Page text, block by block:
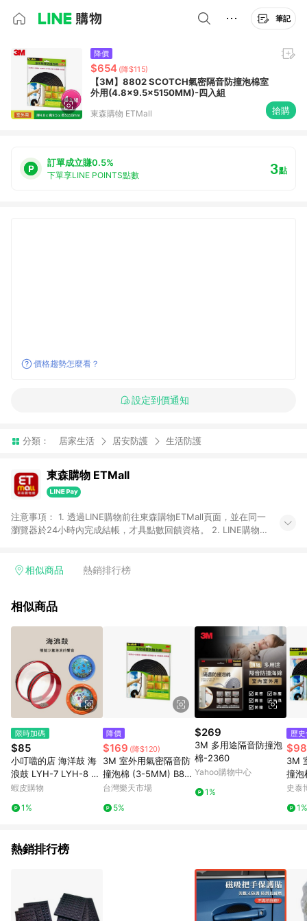
筆記
降價
$654 (降$115)
【3M】8802 SCOTCH氣密隔音防撞泡棉室
外用(4.8x9.5x5150MM)-四入組
東森購物 ETMall 搶購
訂單成立賺0.5%
下單享LINE POINTS點數 3點
價格趨勢怎麼看？
設定到價通知
分類： 居家生活 居安防護 生活防護
東森購物 ETMall
注意事項： 1. 透過LINE購物前往東森購物ETMall頁面，並在同一
瀏覽器於24小時內完成結帳，才具點數回饋資格。 2. LINE購物
單，皆不在點數回饋範圍內。 3. 如購買以下類別商品，將無法獲
球嚴選、商城、專案商品、「草莓網」全館商品。 4. 如取消訂
回饋。 5. 點數回饋會扣除所有折扣優惠後之最終發票金額計算，
實際回饋請依LINE購物通知為主。 6. 訂單如有使用東森購物
ETMall站內之折扣優惠(包含但不限於東森幣、樂透金、東森現金
券等)，不具點數回饋資格。詳細請依東森購物ETMall之結帳頁面
顯示為準。 7. LINE購物設有「單一商品最高回饋點數」機制(特
殊活動時開放「回饋無上限」)，以同一訂單中同一商品不論件數
計算，並依訂單成立時間當下LINE購物所設定的回饋機制為準。
8. LINE購物為購物資訊整合性平台，商品資料更新會有時間差，
如顯示之商品規格、顏色、價位、贈品與東森購物ETMall銷售網
頁不符，以銷售網頁標示為準。 9. 若有贈點爭議，請務必於訂單
日期+180天以內至LINE購物客服洽詢；若超過180天(含)以上進
行申訴，恕無法贈點回饋。 10. 部分點數紅包僅限指定商品使
用，或不適用於無回饋商品。各點數紅包之適用商品與使用條件
請依點數紅包頁面規則為準。
相似商品 熱銷排行榜
相似商品
限時加碼
$85
小叮噹的店 海洋鼓 海
浪鼓 LYH-7 LYH-8 LY
H-10 006 打擊樂器 節
蝦皮購物
1%
降價
$169 (降$120)
3M 室外用氣密隔音防
撞泡棉 (3-5MM) B88
02
台灣樂天市場
5%
$269
3M 多用途隔音防撞泡
棉-2360
Yahoo購物中心
1%
歷
$98
3M
撞泡
防撞
史泰
史泰
1%
熱銷排行榜